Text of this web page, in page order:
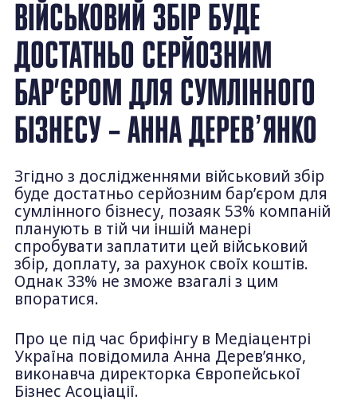
ВІЙСЬКОВИЙ ЗБІР БУДЕ
ДОСТАТНЬО СЕРЙОЗНИМ
БАР’ЄРОМ ДЛЯ СУМЛІННОГО
БІЗНЕСУ – АННА ДЕРЕВʼЯНКО
Згідно з дослідженнями військовий збір
буде достатньо серйозним бар’єром для
сумлінного бізнесу, позаяк 53% компаній
планують в тій чи іншій манері
спробувати заплатити цей військовий
збір, доплату, за рахунок своїх коштів.
Однак 33% не зможе взагалі з цим
впоратися.
Про це під час брифінгу в Медіацентрі
Україна повідомила Анна Деревʼянко,
виконавча директорка Європейської
Бізнес Асоціації.